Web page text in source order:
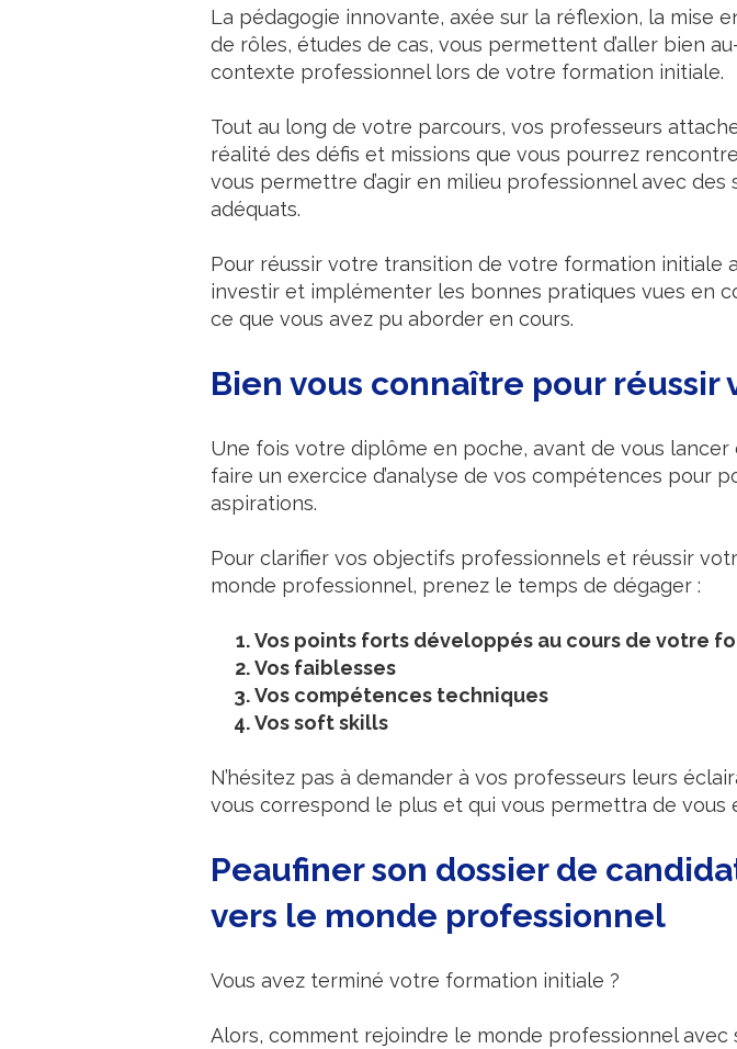
La pédagogie innovante, axée sur la réflexion, la mise
de rôles, études de cas, vous permettent d’aller bien
contexte professionnel lors de votre formation initiale.
Tout au long de votre parcours, vos professeurs
réalité des défis et missions que vous pourrez
vous permettre d’agir en milieu professionnel avec
adéquats.
Pour réussir votre transition de votre formation initiale
investir et implémenter les bonnes pratiques vues en
ce que vous avez pu aborder en cours.
Bien vous connaître pour
Une fois votre diplôme en poche, avant de vous
faire un exercice d’analyse de vos compétences pour
aspirations.
Pour clarifier vos objectifs professionnels et réussir
monde professionnel, prenez le temps de dégager :
Vos points forts développés au cours de votre
Vos faiblesses
Vos compétences techniques
Vos soft skills
N’hésitez pas à demander à vos professeurs leurs
vous correspond le plus et qui vous permettra de vous
Peaufiner son dossier de
vers le monde professionnel
Vous avez terminé votre formation initiale ?
Alors, comment rejoindre le monde professionnel avec